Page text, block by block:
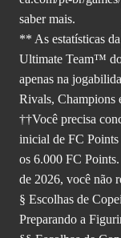
saber mais.
** As estatísticas
Ultimate Team™
apenas na
Rivals, Champions
††Você precisa
inicial de FC Points
os 6.000 FC
de 2026, você não
§ Escolhas de
Preparando a